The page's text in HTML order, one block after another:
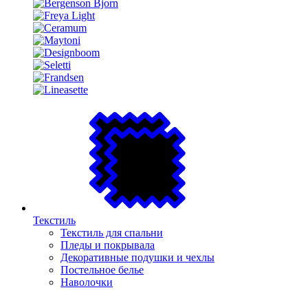
Текстиль
Текстиль для спальни
Пледы и покрывала
Декоративные подушки и чехлы
Постельное белье
Наволочки